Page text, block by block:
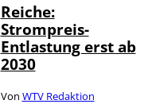
Reiche:
Strompreis-
Entlastung erst ab
2030
Von WTV Redaktion